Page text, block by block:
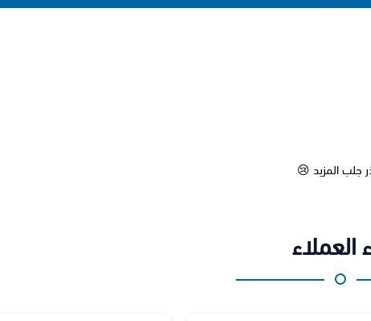
جلب المزيد 😢
العملاء